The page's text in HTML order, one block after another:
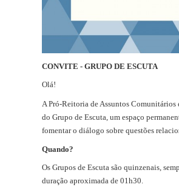
CONVITE - GRUPO DE ESCUTA
Olá!
A Pró-Reitoria de Assuntos
do Grupo de Escuta, um espaço
fomentar o diálogo sobre questões
Quando?
Os Grupos de Escuta são quinzenais,
duração aproximada de 01h30.